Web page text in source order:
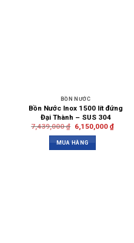
BỒN NƯỚC
Bồn Nước Inox 1500 lít đứng
Đại Thành – SUS 304
7,439,000₫ 6,150,000 ₫
MUA HÀNG